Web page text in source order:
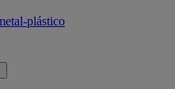
plástico